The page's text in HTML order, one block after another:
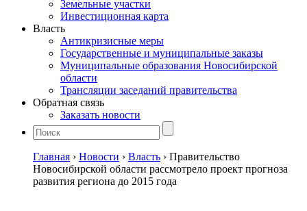
Земельные участки
Инвестиционная карта
Власть
Антикризисные меры
Государственные и муниципальные заказы
Муниципальные образования Новосибирской
области
Трансляции заседаний правительства
Обратная связь
Заказать новости
Главная › Новости › Власть › Правительство
Новосибирской области рассмотрело проект прогноза
развития региона до 2015 года